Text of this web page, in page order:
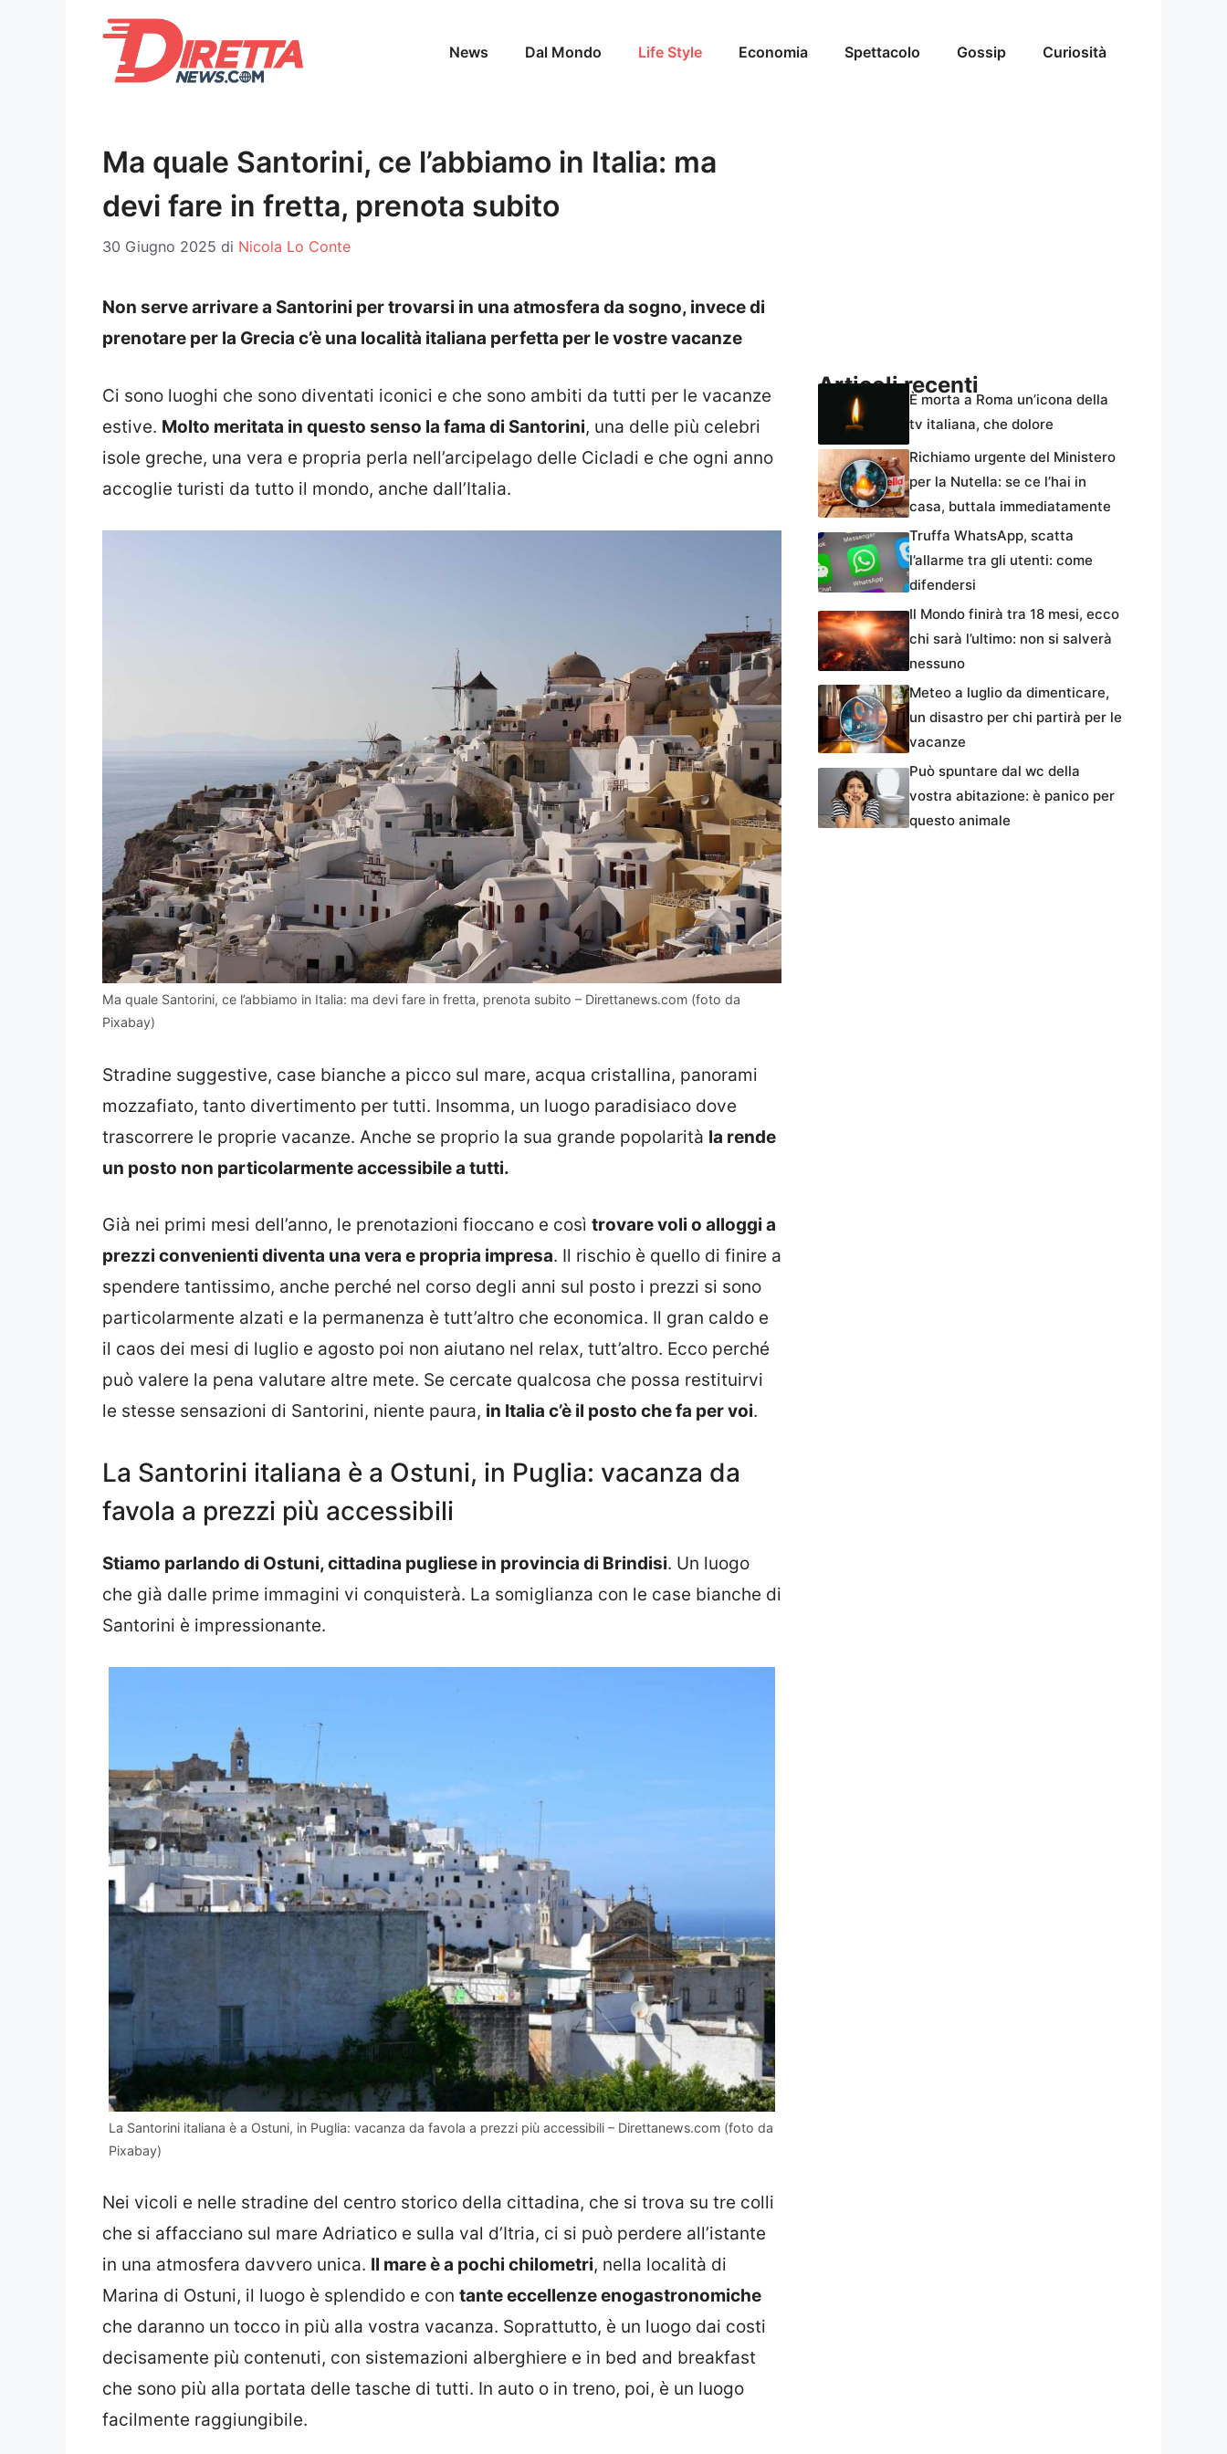
News Dal Mondo Life Style Economia Spettacolo Gossip Curiosità
Ma quale Santorini, ce l’abbiamo in Italia: ma
devi fare in fretta, prenota subito
30 Giugno 2025 di Nicola Lo Conte
Non serve arrivare a Santorini per trovarsi in una atmosfera da sogno, invece di
prenotare per la Grecia c’è una località italiana perfetta per le vostre vacanze
Ci sono luoghi che sono diventati iconici e che sono ambiti da tutti per le vacanze
estive. Molto meritata in questo senso la fama di Santorini, una delle più celebri
isole greche, una vera e propria perla nell’arcipelago delle Cicladi e che ogni anno
accoglie turisti da tutto il mondo, anche dall’Italia.
Ma quale Santorini, ce l’abbiamo in Italia: ma devi fare in fretta, prenota subito – Direttanews.com (foto da
Pixabay)
Stradine suggestive, case bianche a picco sul mare, acqua cristallina, panorami
mozzafiato, tanto divertimento per tutti. Insomma, un luogo paradisiaco dove
trascorrere le proprie vacanze. Anche se proprio la sua grande popolarità la rende
un posto non particolarmente accessibile a tutti.
Già nei primi mesi dell’anno, le prenotazioni fioccano e così trovare voli o alloggi a
prezzi convenienti diventa una vera e propria impresa. Il rischio è quello di finire a
spendere tantissimo, anche perché nel corso degli anni sul posto i prezzi si sono
particolarmente alzati e la permanenza è tutt’altro che economica. Il gran caldo e
il caos dei mesi di luglio e agosto poi non aiutano nel relax, tutt’altro. Ecco perché
può valere la pena valutare altre mete. Se cercate qualcosa che possa restituirvi
le stesse sensazioni di Santorini, niente paura, in Italia c’è il posto che fa per voi.
La Santorini italiana è a Ostuni, in Puglia: vacanza da
favola a prezzi più accessibili
Stiamo parlando di Ostuni, cittadina pugliese in provincia di Brindisi. Un luogo
che già dalle prime immagini vi conquisterà. La somiglianza con le case bianche di
Santorini è impressionante.
La Santorini italiana è a Ostuni, in Puglia: vacanza da favola a prezzi più accessibili – Direttanews.com (foto da
Pixabay)
Nei vicoli e nelle stradine del centro storico della cittadina, che si trova su tre colli
che si affacciano sul mare Adriatico e sulla val d’Itria, ci si può perdere all’istante
in una atmosfera davvero unica. Il mare è a pochi chilometri, nella località di
Marina di Ostuni, il luogo è splendido e con tante eccellenze enogastronomiche
che daranno un tocco in più alla vostra vacanza. Soprattutto, è un luogo dai costi
decisamente più contenuti, con sistemazioni alberghiere e in bed and breakfast
che sono più alla portata delle tasche di tutti. In auto o in treno, poi, è un luogo
facilmente raggiungibile.
Articoli recenti
È morta a Roma un’icona della
tv italiana, che dolore
Richiamo urgente del Ministero
per la Nutella: se ce l’hai in
casa, buttala immediatamente
Truffa WhatsApp, scatta
l’allarme tra gli utenti: come
difendersi
Il Mondo finirà tra 18 mesi, ecco
chi sarà l’ultimo: non si salverà
nessuno
Meteo a luglio da dimenticare,
un disastro per chi partirà per le
vacanze
Può spuntare dal wc della
vostra abitazione: è panico per
questo animale